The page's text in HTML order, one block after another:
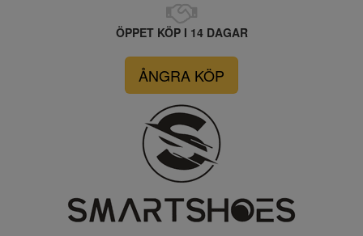
ÖPPET KÖP I 14 DAGAR
ÅNGRA KÖP